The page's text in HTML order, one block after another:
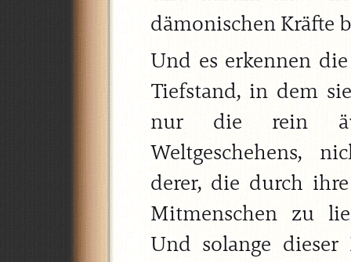
dämonischen Kräfte
Und es erkennen
Tiefstand, in dem
nur die rein
Weltgeschehens,
derer, die durch
Mitmenschen zu
Und solange